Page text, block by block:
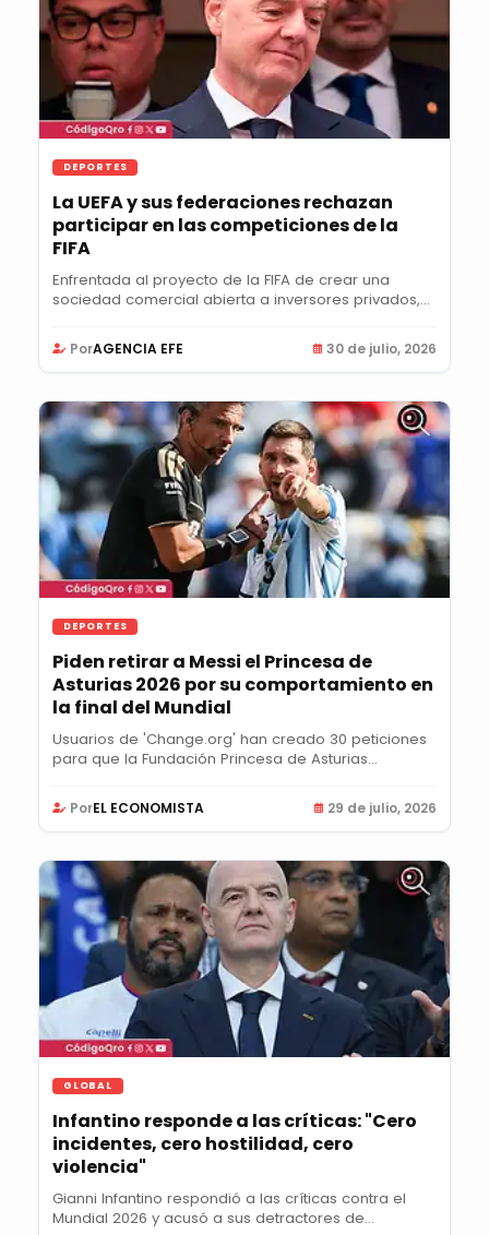
DEPORTES
La UEFA y sus federaciones rechazan
participar en las competiciones de la
FIFA
Enfrentada al proyecto de la FIFA de crear una
sociedad comercial abierta a inversores privados,
PorAGENCIA EFE 30 de julio, 2026
DEPORTES
Piden retirar a Messi el Princesa de
Asturias 2026 por su comportamiento en
la final del Mundial
Usuarios de 'Change.org' han creado 30 peticiones
para que la Fundación Princesa de Asturias...
PorEL ECONOMISTA 29 de julio, 2026
GLOBAL
Infantino responde a las críticas: "Cero
incidentes, cero hostilidad, cero
violencia"
Gianni Infantino respondió a las críticas contra el
Mundial 2026 y acusó a sus detractores de...